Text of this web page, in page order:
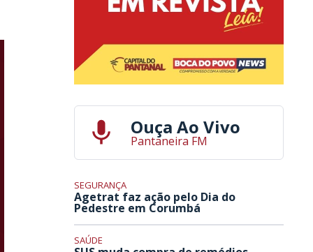
Ouça Ao Vivo
Pantaneira FM
SEGURANÇA
Agetrat faz ação pelo Dia do
Pedestre em Corumbá
SAÚDE